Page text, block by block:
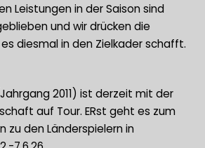
Leistungen in der Saison sind
und wir drücken die
diesmal in den Zielkader schafft.
2011) ist derzeit mit der
auf Tour. ERst geht es zum
zu den Länderspielern in